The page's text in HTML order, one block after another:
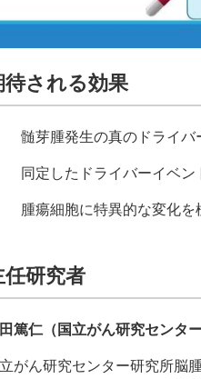
待される効果
髄芽腫発生の真のドライバ
同定したドライバーイベ
腫瘍細胞に特異的な変化
任研究者
篤仁（国立がん研究センタ
がん研究センター研究所脳